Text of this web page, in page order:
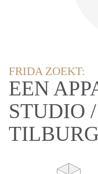
FRIDA ZOEKT:
EEN
STUDIO
TILBURG